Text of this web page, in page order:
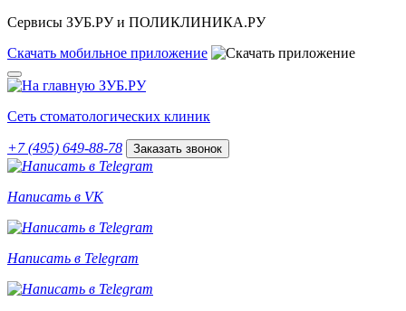
Сервисы ЗУБ.РУ и ПОЛИКЛИНИКА.РУ
Скачать мобильное приложение
Сеть стоматологических клиник
+7 (495) 649-88-78 Заказать звонок
Написать в VK
Написать в Telegram